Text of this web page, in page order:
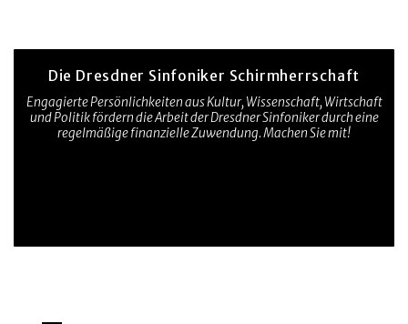
Die Dresdner Sinfoniker Schirmherrschaft
Engagierte Persönlichkeiten aus Kultur, Wissenschaft, Wirtschaft
und Politik fördern die Arbeit der Dresdner Sinfoniker durch eine
regelmäßige finanzielle Zuwendung. Machen Sie mit!